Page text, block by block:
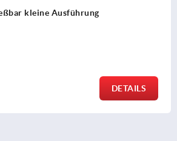
Zink, lange Ausführung,